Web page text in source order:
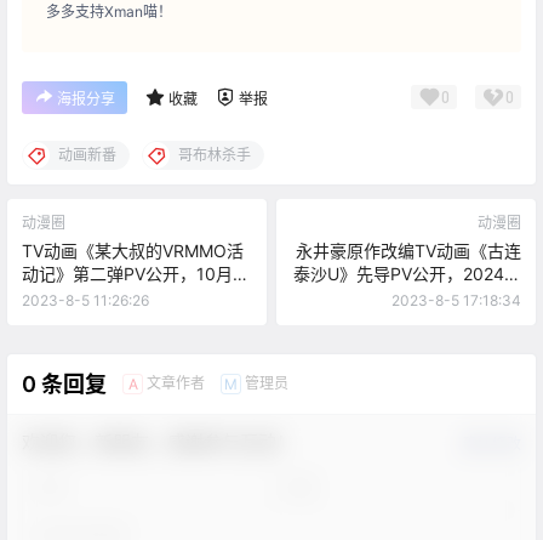
多多支持Xman喵！
海报分享 收藏 举报 0 0
动画新番 哥布林杀手
动漫圈
TV动画《某大叔的VRMMO活
动记》第二弹PV公开，10月开
播
2023-8-5 11:26:26
动漫圈
永井豪原作改编TV动画《古连
泰沙U》先导PV公开，2024年
开播
2023-8-5 17:18:34
0 条回复 A 文章作者 M 管理员